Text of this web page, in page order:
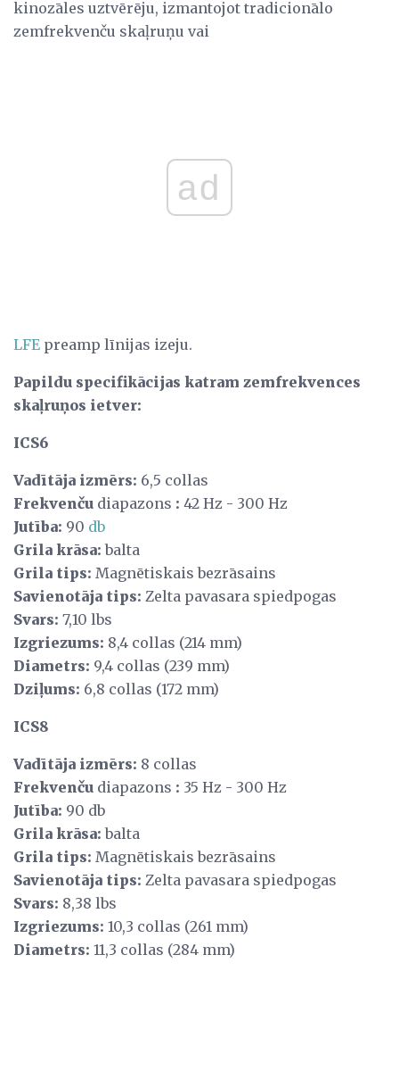
kinozāles uztvērēju, izmantojot tradicionālo
zemfrekvenču skaļruņu vai
ad
LFE preamp līnijas izeju.
Papildu specifikācijas katram zemfrekvences
skaļruņos ietver:
ICS6
Vadītāja izmērs: 6,5 collas
Frekvenču diapazons : 42 Hz - 300 Hz
Jutība: 90 db
Grila krāsa: balta
Grila tips: Magnētiskais bezrāsains
Savienotāja tips: Zelta pavasara spiedpogas
Svars: 7,10 lbs
Izgriezums: 8,4 collas (214 mm)
Diametrs: 9,4 collas (239 mm)
Dziļums: 6,8 collas (172 mm)
ICS8
Vadītāja izmērs: 8 collas
Frekvenču diapazons : 35 Hz - 300 Hz
Jutība: 90 db
Grila krāsa: balta
Grila tips: Magnētiskais bezrāsains
Savienotāja tips: Zelta pavasara spiedpogas
Svars: 8,38 lbs
Izgriezums: 10,3 collas (261 mm)
Diametrs: 11,3 collas (284 mm)